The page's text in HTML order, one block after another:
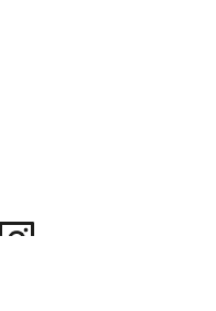
Instagram